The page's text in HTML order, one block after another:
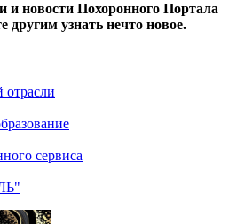
и новости Похоронного Портала
другим узнать нечто новое.
отрасли
сервиса